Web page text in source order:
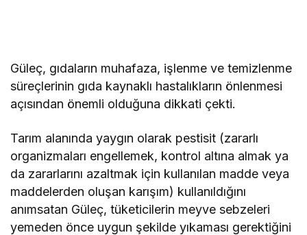
Güleç, gıdaların muhafaza, işlenme ve temizlenme
süreçlerinin gıda kaynaklı hastalıkların önlenmesi
açısından önemli olduğuna dikkati çekti.
Tarım alanında yaygın olarak pestisit (zararlı
organizmaları engellemek, kontrol altına almak ya
da zararlarını azaltmak için kullanılan madde veya
maddelerden oluşan karışım) kullanıldığını
anımsatan Güleç, tüketicilerin meyve sebzeleri
yemeden önce uygun şekilde yıkaması gerektiğini